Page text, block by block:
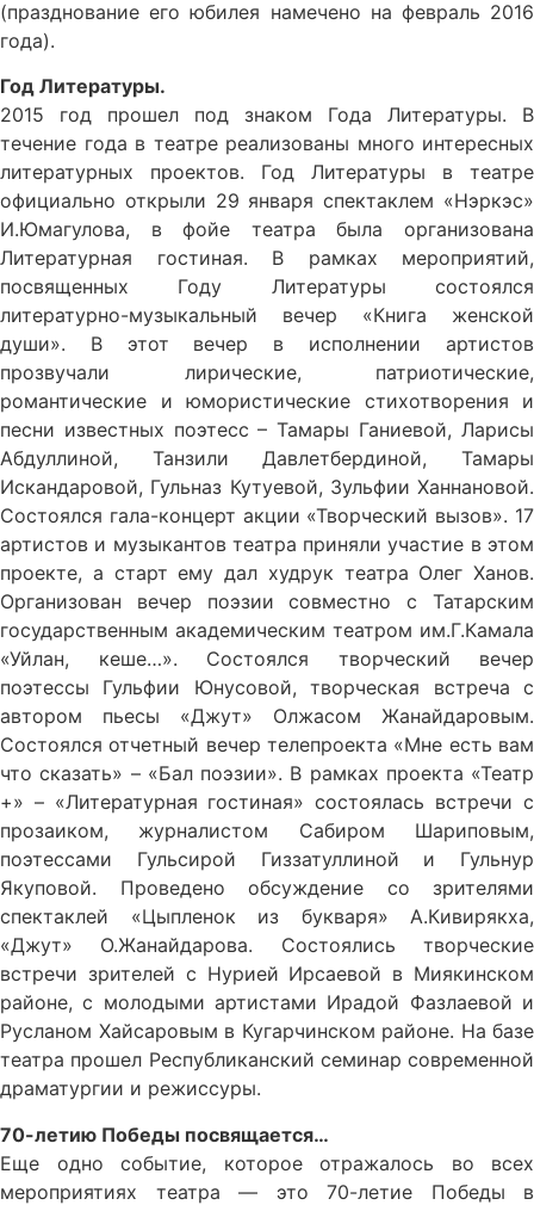
(празднование его юбилея намечено на февраль 2016
года).
Год Литературы.
2015 год прошел под знаком Года Литературы. В
течение года в театре реализованы много интересных
литературных проектов. Год Литературы в театре
официально открыли 29 января спектаклем «Нэркэс»
И.Юмагулова, в фойе театра была организована
Литературная гостиная. В рамках мероприятий,
посвященных Году Литературы состоялся
литературно-музыкальный вечер «Книга женской
души». В этот вечер в исполнении артистов
прозвучали лирические, патриотические,
романтические и юмористические стихотворения и
песни известных поэтесс – Тамары Ганиевой, Ларисы
Абдуллиной, Танзили Давлетбердиной, Тамары
Искандаровой, Гульназ Кутуевой, Зульфии Ханнановой.
Состоялся гала-концерт акции «Творческий вызов». 17
артистов и музыкантов театра приняли участие в этом
проекте, а старт ему дал худрук театра Олег Ханов.
Организован вечер поэзии совместно с Татарским
государственным академическим театром им.Г.Камала
«Уйлан, кеше…». Состоялся творческий вечер
поэтессы Гульфии Юнусовой, творческая встреча с
автором пьесы «Джут» Олжасом Жанайдаровым.
Состоялся отчетный вечер телепроекта «Мне есть вам
что сказать» – «Бал поэзии». В рамках проекта «Театр
+» – «Литературная гостиная» состоялась встречи с
прозаиком, журналистом Сабиром Шариповым,
поэтессами Гульсирой Гиззатуллиной и Гульнур
Якуповой. Проведено обсуждение со зрителями
спектаклей «Цыпленок из букваря» А.Кивирякха,
«Джут» О.Жанайдарова. Состоялись творческие
встречи зрителей с Нурией Ирсаевой в Миякинском
районе, с молодыми артистами Ирадой Фазлаевой и
Русланом Хайсаровым в Кугарчинском районе. На базе
театра прошел Республиканский семинар современной
драматургии и режиссуры.
70-летию Победы посвящается…
Еще одно событие, которое отражалось во всех
мероприятиях театра — это 70-летие Победы в